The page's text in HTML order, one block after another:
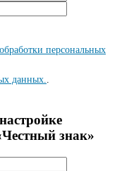
персональных
данных.
знак»